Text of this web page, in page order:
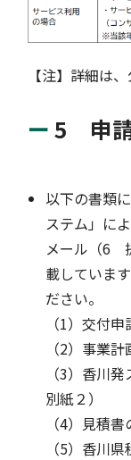
【注】詳細は
5 申
以下の書類
ステム」に
メール（6
載していま
ださい。
（1）交付
（2）事業
（3）香川
別紙２）
（4）見積
（5）香川